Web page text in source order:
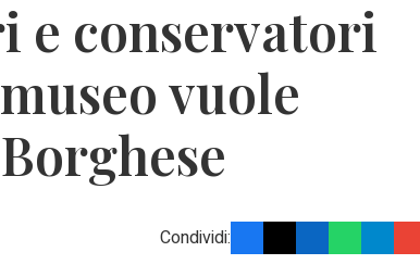
e conservatori
vuole
Condividi: